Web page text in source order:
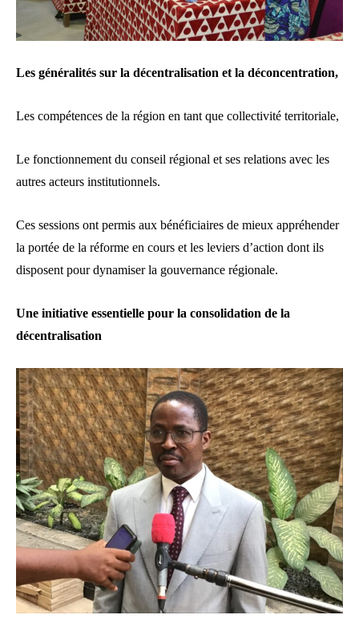
Les généralités sur la décentralisation et la déconcentration,
Les compétences de la région en tant que collectivité territoriale,
Le fonctionnement du conseil régional et ses relations avec les
autres acteurs institutionnels.
Ces sessions ont permis aux bénéficiaires de mieux appréhender
la portée de la réforme en cours et les leviers d’action dont ils
disposent pour dynamiser la gouvernance régionale.
Une initiative essentielle pour la consolidation de la
décentralisation